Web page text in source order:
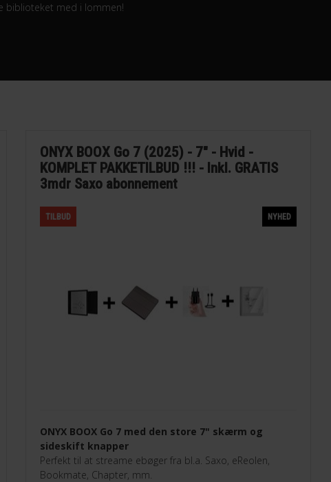
biblioteket med i lommen!
ONYX BOOX Go 7 (2025) - 7" - Hvid -
KOMPLET PAKKETILBUD !!! - Inkl. GRATIS
3mdr Saxo abonnement
TILBUD NYHED
ONYX BOOX Go 7 med den store 7" skærm og
sideskift knapper
Perfekt til at streame ebøger fra bl.a. Saxo, eReolen,
Bookmate, Chapter, mm.